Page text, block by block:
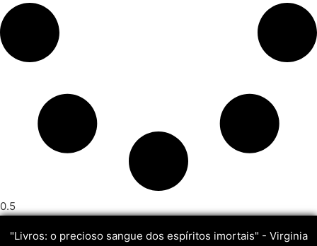
"Livros: o precioso sangue dos espíritos imortais" - Virginia